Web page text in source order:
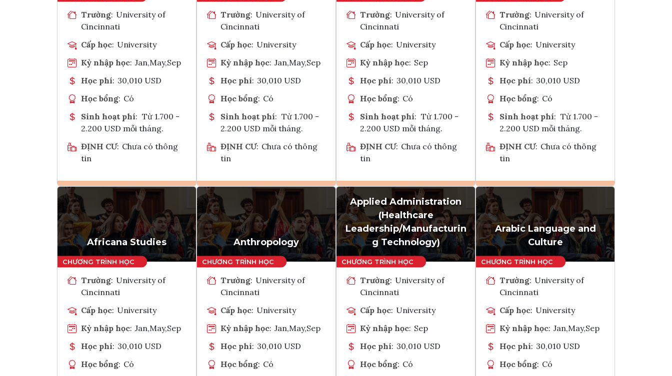
Trường: University of
Cincinnati
Cấp học: University
Kỳ nhập học: Jan,May,Sep
Học phí: 30,010 USD
Học bổng: Có
Sinh hoạt phí: Từ 1.700 -
2.200 USD mỗi tháng.
ĐỊNH CƯ: Chưa có thông
tin
Ghi danh
Tham vấn Interlink
Trường: University of
Cincinnati
Cấp học: University
Kỳ nhập học: Jan,May,Sep
Học phí: 30,010 USD
Học bổng: Có
Sinh hoạt phí: Từ 1.700 -
2.200 USD mỗi tháng.
ĐỊNH CƯ: Chưa có thông
tin
Ghi danh
Tham vấn Interlink
Trường: University of
Cincinnati
Cấp học: University
Kỳ nhập học: Sep
Học phí: 30,010 USD
Học bổng: Có
Sinh hoạt phí: Từ 1.700 -
2.200 USD mỗi tháng.
ĐỊNH CƯ: Chưa có thông
tin
Ghi danh
Tham vấn Interlink
Trường: University of
Cincinnati
Cấp học: University
Kỳ nhập học: Sep
Học phí: 30,010 USD
Học bổng: Có
Sinh hoạt phí: Từ 1.700 -
2.200 USD mỗi tháng.
ĐỊNH CƯ: Chưa có thông
tin
Ghi danh
Tham vấn Interlink
Africana Studies
Trường: University of
Cincinnati
Cấp học: University
Kỳ nhập học: Jan,May,Sep
Học phí: 30,010 USD
Học bổng: Có
Anthropology
Trường: University of
Cincinnati
Cấp học: University
Kỳ nhập học: Jan,May,Sep
Học phí: 30,010 USD
Học bổng: Có
Applied Administration
(Healthcare
Leadership/Manufacturin
g Technology)
Trường: University of
Cincinnati
Cấp học: University
Kỳ nhập học: Sep
Học phí: 30,010 USD
Học bổng: Có
Arabic Language and
Culture
Trường: University of
Cincinnati
Cấp học: University
Kỳ nhập học: Jan,May,Sep
Học phí: 30,010 USD
Học bổng: Có